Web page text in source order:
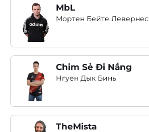
MbL
Мортен Бейте Левернес
Chim Sẻ Đi Nắng
Нгуен Дык Бинь
TheMista